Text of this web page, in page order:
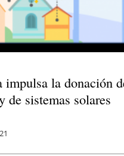
impulsa la donación
sistemas solares